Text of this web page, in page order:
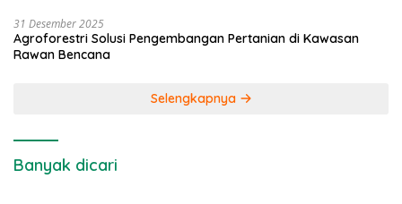
31 Desember 2025
Agroforestri Solusi Pengembangan Pertanian di Kawasan
Rawan Bencana
Selengkapnya
Banyak dicari